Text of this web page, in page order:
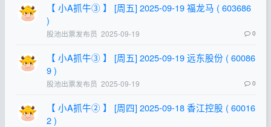
【 小A抓牛③ 】 [周五] 2025-09-19 福龙马 ( 603686
)
股池出票发布员 2025-09-19 0
【 小A抓牛③ 】 [周五] 2025-09-19 远东股份 ( 60086
9 )
股池出票发布员 2025-09-19 0
【 小A抓牛② 】 [周四] 2025-09-18 香江控股 ( 60016
2 )